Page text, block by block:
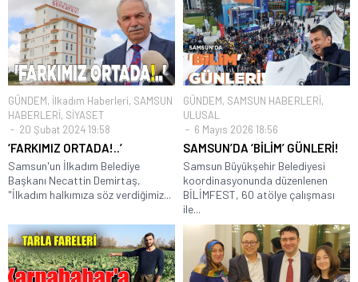
GÜNDEM, İlkadım Haberleri, SAMSUN
HABERLERİ, SİYASET
20 Şubat 2024 19:58
‘FARKIMIZ ORTADA!..’
Samsun'un İlkadım Belediye
Başkanı Necattin Demirtaş,
"İlkadım halkımıza söz verdiğimiz...
GÜNDEM, SAMSUN HABERLERİ,
ULUSAL
6 Mayıs 2026 18:56
SAMSUN’DA ‘BİLİM’ GÜNLERİ!
Samsun Büyükşehir Belediyesi
koordinasyonunda düzenlenen
BİLİMFEST, 60 atölye çalışması
ile...